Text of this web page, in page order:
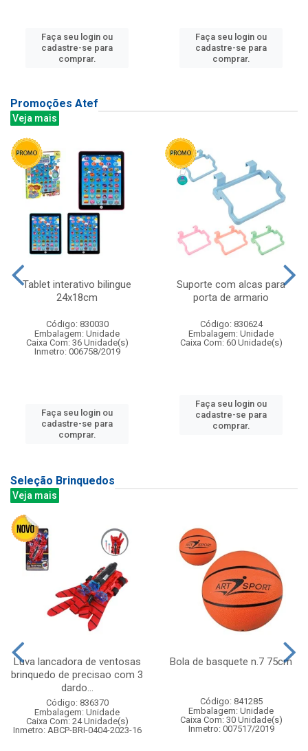
Faça seu login ou
cadastre-se para
comprar.
Faça seu login ou
cadastre-se para
comprar.
Promoções Atef
Veja mais
Tablet interativo bilingue
24x18cm
Código: 830030
Embalagem: Unidade
Caixa Com: 36 Unidade(s)
Inmetro: 006758/2019
Faça seu login ou
cadastre-se para
comprar.
Suporte com alcas para
porta de armario
Código: 830624
Embalagem: Unidade
Caixa Com: 60 Unidade(s)
Faça seu login ou
cadastre-se para
comprar.
Seleção Brinquedos
Veja mais
Luva lancadora de ventosas
brinquedo de precisao com 3
dardo...
Código: 836370
Embalagem: Unidade
Caixa Com: 24 Unidade(s)
Inmetro: ABCP-BRI-0404-2023-16
Bola de basquete n.7 75cm
Código: 841285
Embalagem: Unidade
Caixa Com: 30 Unidade(s)
Inmetro: 007517/2019